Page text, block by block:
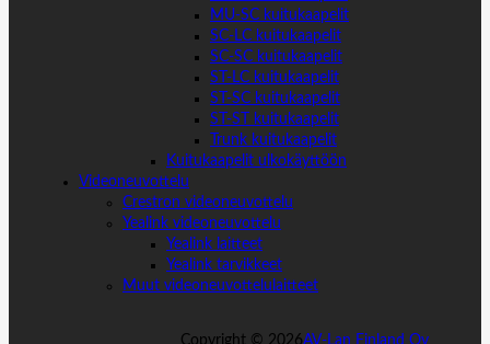
MU-SC kuitukaapelit
SC-LC kuitukaapelit
SC-SC kuitukaapelit
ST-LC kuitukaapelit
ST-SC kuitukaapelit
ST-ST kuitukaapelit
Trunk kuitukaapelit
Kuitukaapelit ulkokäyttöön
Videoneuvottelu
Crestron videoneuvottelu
Yealink videoneuvottelu
Yealink laitteet
Yealink tarvikkeet
Muut videoneuvottelulaitteet
Copyright © 2026AV-Lan Finland Oy